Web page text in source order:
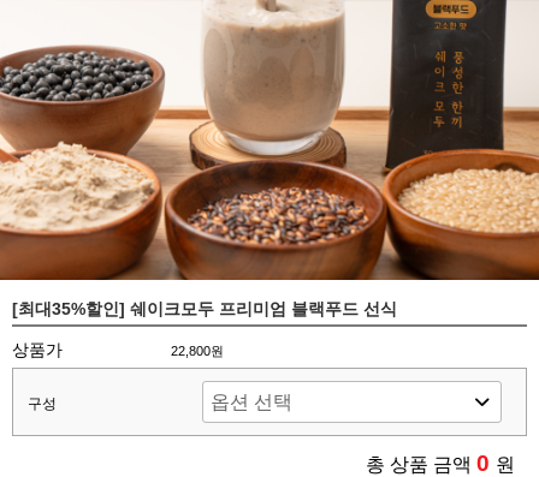
[최대35%할인] 쉐이크모두 프리미엄 블랙푸드 선식
상품가 22,800원
구성
총 상품 금액 0 원